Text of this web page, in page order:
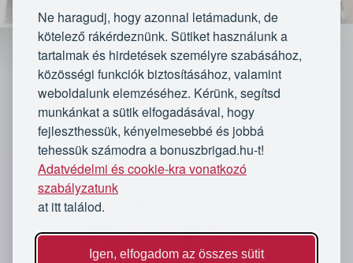
Ne haragudj, hogy azonnal letámadunk, de
kötelező rákérdeznünk. Sütiket használunk a
tartalmak és hirdetések személyre szabásához,
közösségi funkciók biztosításához, valamint
weboldalunk elemzéséhez. Kérünk, segítsd
munkánkat a sütik elfogadásával, hogy
fejleszthessük, kényelmesebbé és jobbá
tehessük számodra a bonuszbrigad.hu-t!
Adatvédelmi és cookie-kra vonatkozó
szabályzatunk
at itt találod.
Igen, elfogadom az összes sütit
Lejárt
Az ajánlat lejárt 2 vásárló
`